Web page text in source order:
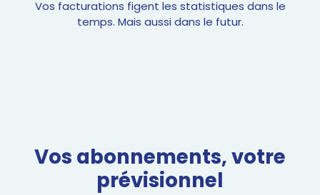
Vos facturations figent les statistiques dans le
temps. Mais aussi dans le futur.
Vos abonnements, votre
prévisionnel